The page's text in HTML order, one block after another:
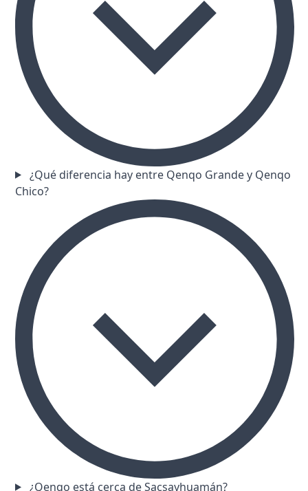
¿Qué diferencia hay entre Qenqo Grande y Qenqo
Chico?
¿Qenqo está cerca de Sacsayhuamán?